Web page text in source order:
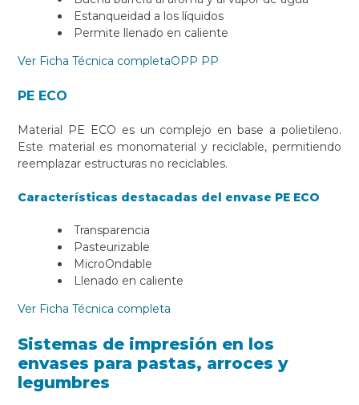
Estanqueidad a los líquidos
Permite llenado en caliente
Ver Ficha Técnica completaOPP PP
PE ECO
Material PE ECO es un complejo en base a polietileno.
Este material es monomaterial y reciclable, permitiendo
reemplazar estructuras no reciclables.
Características destacadas del envase PE ECO
Transparencia
Pasteurizable
MicroOndable
Llenado en caliente
Ver Ficha Técnica completa
Sistemas de impresión en los
envases para pastas, arroces y
legumbres